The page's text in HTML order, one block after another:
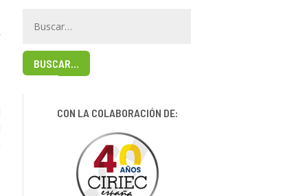
BUSCAR…
CON LA COLABORACIÓN DE: